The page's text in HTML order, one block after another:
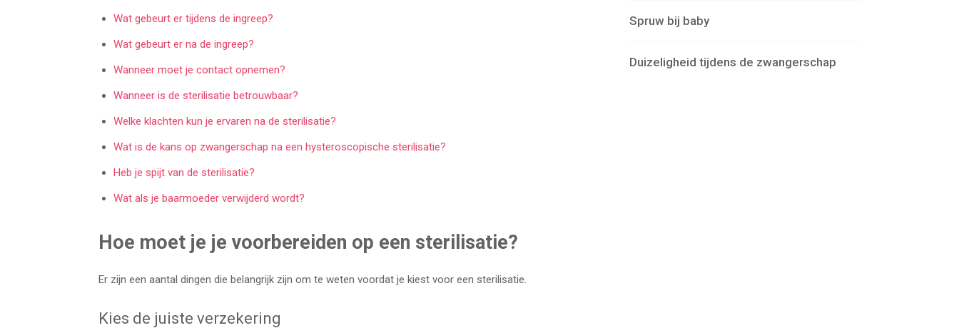
Wat gebeurt er tijdens de ingreep?
Wat gebeurt er na de ingreep?
Wanneer moet je contact opnemen?
Wanneer is de sterilisatie betrouwbaar?
Welke klachten kun je ervaren na de sterilisatie?
Wat is de kans op zwangerschap na een hysteroscopische sterilisatie?
Heb je spijt van de sterilisatie?
Wat als je baarmoeder verwijderd wordt?
Hoe moet je je voorbereiden op een sterilisatie?
Er zijn een aantal dingen die belangrijk zijn om te weten voordat je kiest voor een sterilisatie.
Kies de juiste verzekering
Spruw bij baby
Duizeligheid tijdens de zwangerschap